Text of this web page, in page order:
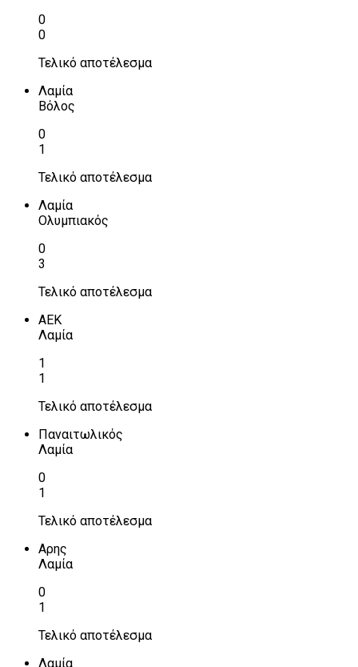
0
0
Τελικό αποτέλεσμα
Λαμία
Βόλος
0
1
Τελικό αποτέλεσμα
Λαμία
Ολυμπιακός
0
3
Τελικό αποτέλεσμα
ΑΕΚ
Λαμία
1
1
Τελικό αποτέλεσμα
Παναιτωλικός
Λαμία
0
1
Τελικό αποτέλεσμα
Αρης
Λαμία
0
1
Τελικό αποτέλεσμα
Λαμία